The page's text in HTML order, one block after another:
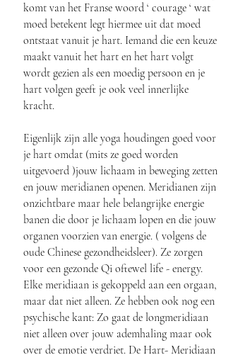
komt van het Franse woord ‘ courage ‘ wat
moed betekent legt hiermee uit dat moed
ontstaat vanuit je hart. Iemand die een keuze
maakt vanuit het hart en het hart volgt
wordt gezien als een moedig persoon en je
hart volgen geeft je ook veel innerlijke
kracht.
Eigenlijk zijn alle yoga houdingen goed voor
je hart omdat (mits ze goed worden
uitgevoerd )jouw lichaam in beweging zetten
en jouw meridianen openen. Meridianen zijn
onzichtbare maar hele belangrijke energie
banen die door je lichaam lopen en die jouw
organen voorzien van energie. ( volgens de
oude Chinese gezondheidsleer). Ze zorgen
voor een gezonde Qi oftewel life - energy.
Elke meridiaan is gekoppeld aan een orgaan,
maar dat niet alleen. Ze hebben ook nog een
psychische kant: Zo gaat de longmeridiaan
niet alleen over jouw ademhaling maar ook
over de emotie verdriet. De Hart- Meridiaan